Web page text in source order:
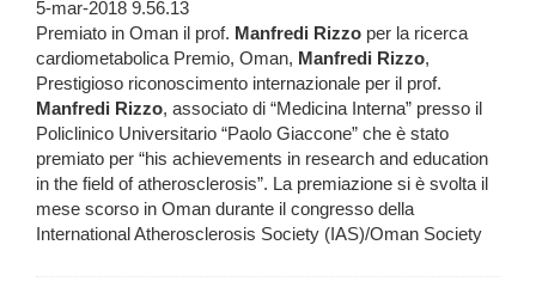
5-mar-2018 9.56.13
Premiato in Oman il prof. Manfredi Rizzo per la ricerca
cardiometabolica Premio, Oman, Manfredi Rizzo,
Prestigioso riconoscimento internazionale per il prof.
Manfredi Rizzo, associato di “Medicina Interna” presso il
Policlinico Universitario “Paolo Giaccone” che è stato
premiato per “his achievements in research and education
in the field of atherosclerosis”. La premiazione si è svolta il
mese scorso in Oman durante il congresso della
International Atherosclerosis Society (IAS)/Oman Society